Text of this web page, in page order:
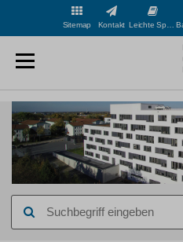
Sitemap Kontakt
eingeben